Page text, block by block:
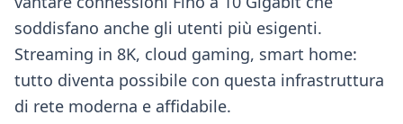
soddisfano anche gli utenti più esigenti.
Streaming in 8K, cloud gaming, smart home:
tutto diventa possibile con questa infrastruttura
di rete moderna e affidabile.